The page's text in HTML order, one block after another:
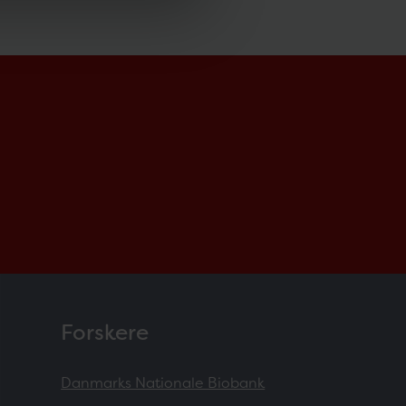
Forskere
Danmarks Nationale Biobank